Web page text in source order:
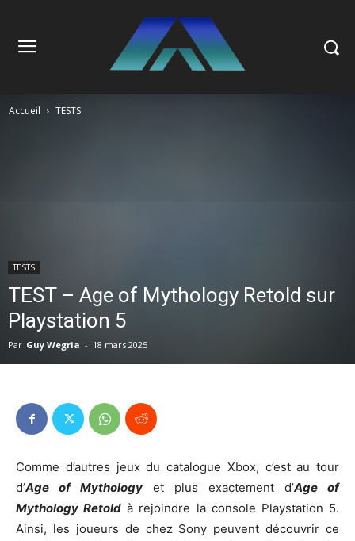
Accueil TESTS
TESTS
TEST – Age of Mythology Retold sur
Playstation 5
Par Guy Wegria - 18 mars 2025
Comme d’autres jeux du catalogue Xbox, c’est au tour
d’Age of Mythology et plus exactement d’Age of
Mythology Retold à rejoindre la console Playstation 5.
Ainsi, les joueurs de chez Sony peuvent découvrir ce